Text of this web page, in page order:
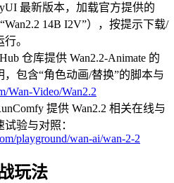
最新版本，加载官方提供的
14B I2V”），按提示下载/
。
仓库提供 Wan2.2‑Animate 的
包含“角色动画/替换”的脚本与
Wan-Video/Wan2.2
提供 Wan2.2 相关在线与
验与对照：
playground/wan-ai/wan-2-2
玩法